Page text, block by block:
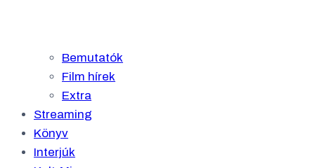
Bemutatók
Film hírek
Extra
Streaming
Könyv
Interjúk